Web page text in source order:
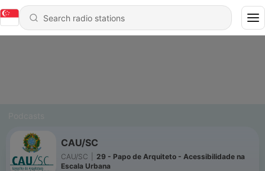
CAU/SC
CAU/SC
29 - Papo de Arquiteto - Acessibilidade na
Escala Urbana